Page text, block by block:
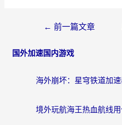
← 前一篇文章
国外加速国内游戏